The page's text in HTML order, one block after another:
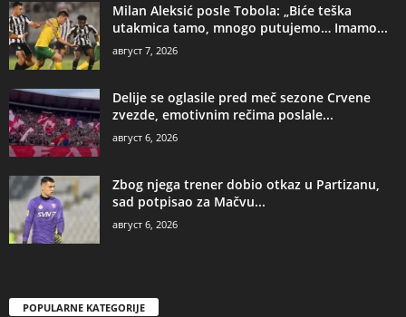
Milan Aleksić posle Tobola: „Biće teška
utakmica tamo, mnogo putujemo… Imamo...
август 7, 2026
Delije se oglasile pred meč sezone Crvene
zvezde, emotivnim rečima poslale...
август 6, 2026
Zbog njega trener dobio otkaz u Partizanu,
sad potpisao za Mačvu...
август 6, 2026
POPULARNE KATEGORIJE